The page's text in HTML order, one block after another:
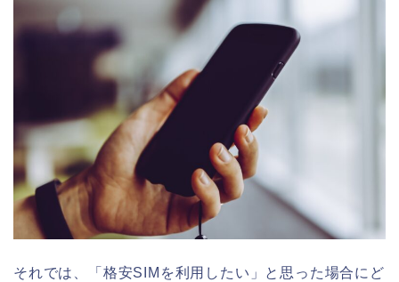
それでは、「格安SIMを利用したい」と思った場合にど